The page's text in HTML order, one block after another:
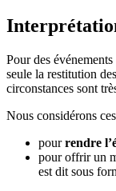
Pour des
seule la restitution
circonstances sont
Nous considérons
pourrendre
pour offrir un
est dit sous